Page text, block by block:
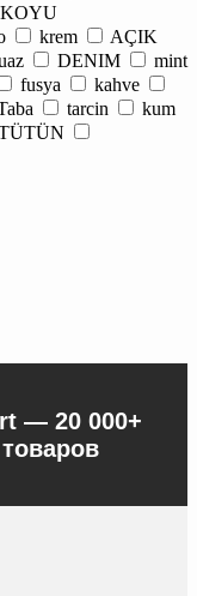
KOYU
krem
AÇIK
DENIM
mint
fusya
kahve
tarcin
kum
— 20 000+